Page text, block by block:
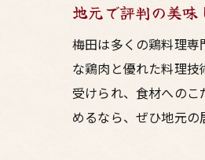
地元で評判の美味
梅田は多くの鶏料理
な鶏肉と優れた料理
受けられ、食材への
めるなら、ぜひ地元の